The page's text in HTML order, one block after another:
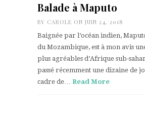
Balade à Maputo
BY CAROLE ON JUIN 24, 2018
Baignée par l’océan indien,
du Mozambique, est à mon avis
plus agréables d’Afrique sub-
passé récemment une dizaine de
cadre de… Read More